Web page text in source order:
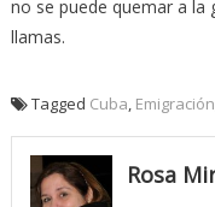
no se puede quemar a la
llamas.
Tagged Cuba Emigración
Rosa